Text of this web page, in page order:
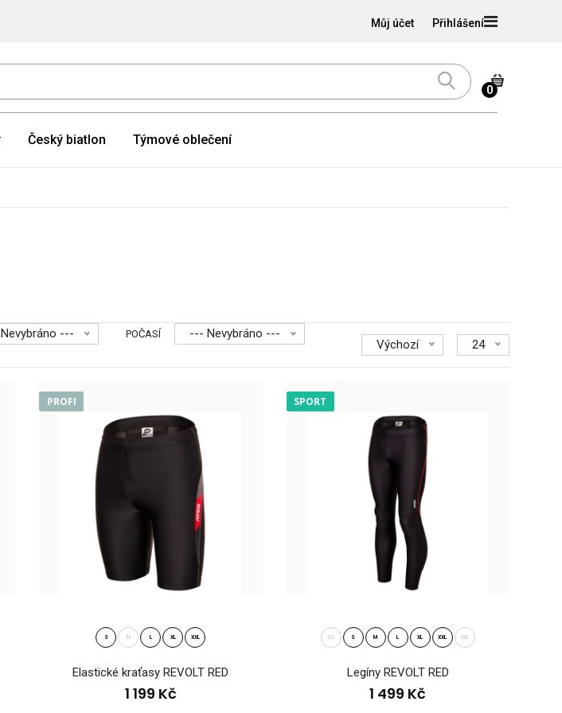
Přihlášení
Můj účet
0
Český biatlon Týmové oblečení
--- POČASÍ --- Nevybráno ---
Výchozí 24
Elastické kraťasy VABROUŠEK Elastické kraťasy VABROUŠEK jsou univerzálním
kouskem oblečen..
PROFI
S M L XL XXL
Elastické kraťasy REVOLT RED
1 199 Kč
SPORT
XS S M L XL XXL 3XL
Legíny REVOLT RED
1 499 Kč